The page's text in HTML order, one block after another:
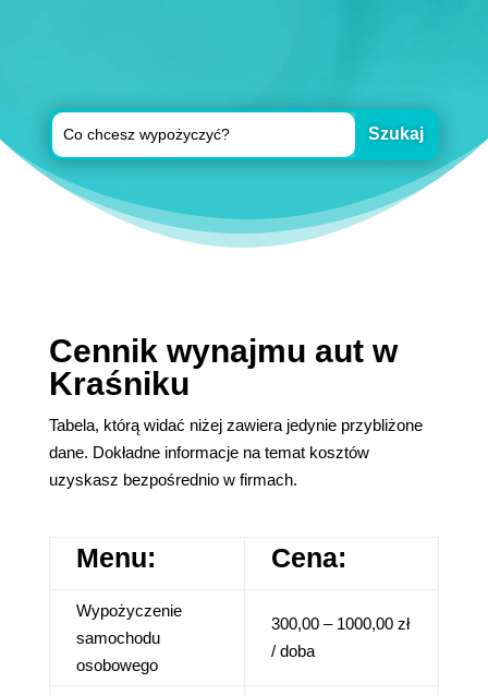
Cennik wynajmu aut w
Kraśniku
Tabela, którą widać niżej zawiera jedynie przybliżone
dane. Dokładne informacje na temat kosztów
uzyskasz bezpośrednio w firmach.
Menu: Cena:
Wypożyczenie
samochodu
osobowego
300,00 – 1000,00 zł
/ doba